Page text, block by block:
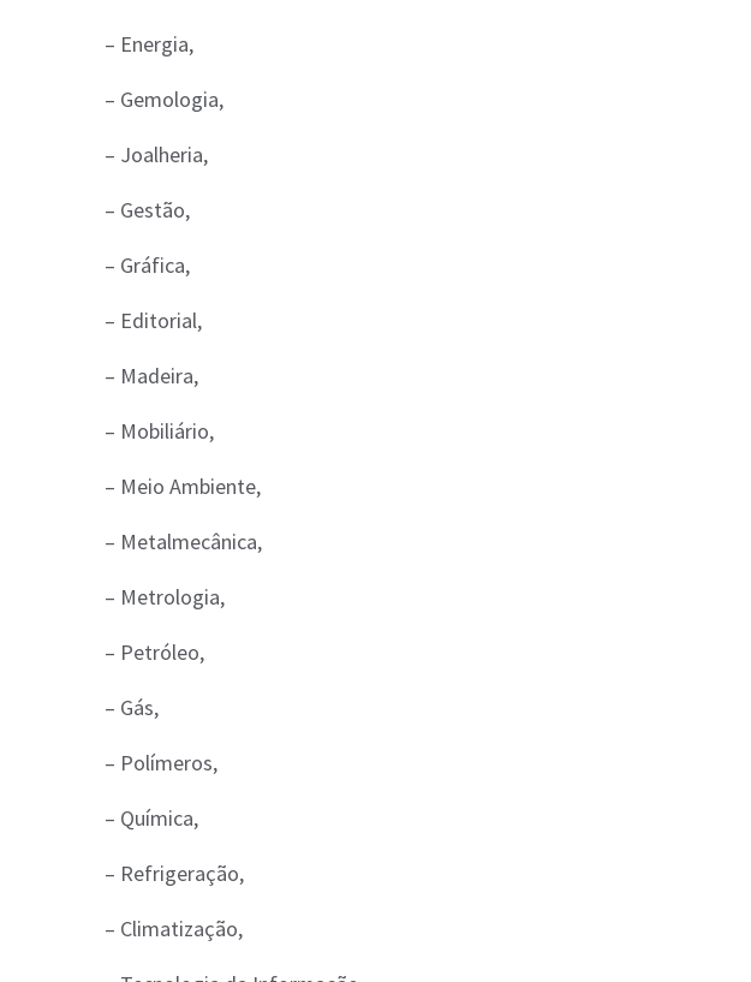
– Energia,
– Gemologia,
– Joalheria,
– Gestão,
– Gráfica,
– Editorial,
– Madeira,
– Mobiliário,
– Meio Ambiente,
– Metalmecânica,
– Metrologia,
– Petróleo,
– Gás,
– Polímeros,
– Química,
– Refrigeração,
– Climatização,